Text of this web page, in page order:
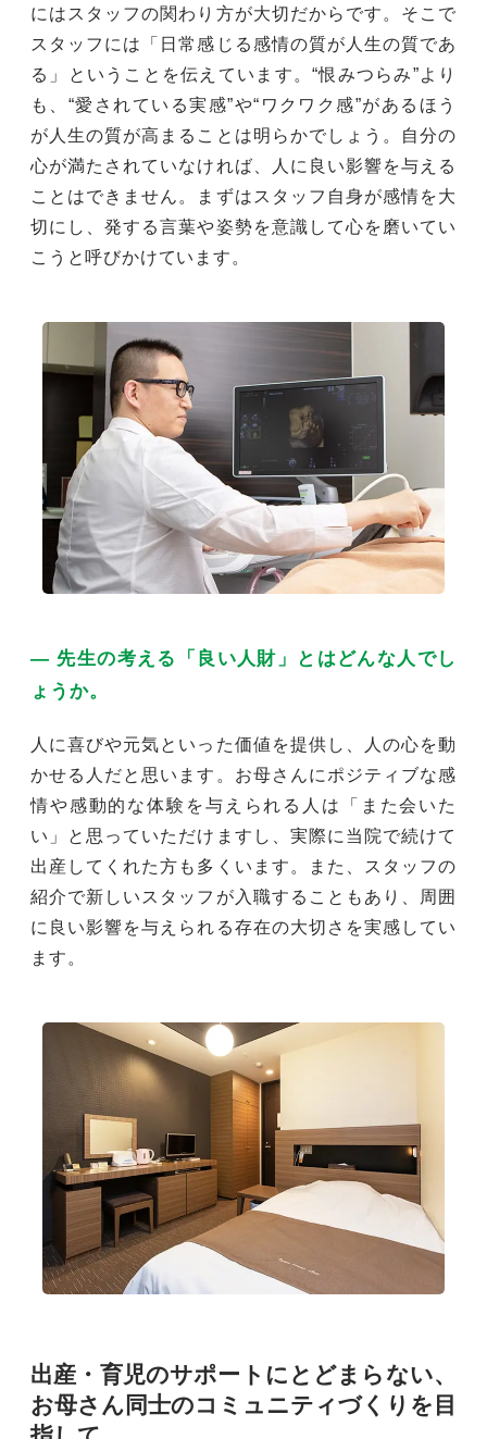
にはスタッフの関わり方が大切だからです。そこで
スタッフには「日常感じる感情の質が人生の質であ
る」ということを伝えています。“恨みつらみ”より
も、“愛されている実感”や“ワクワク感”があるほう
が人生の質が高まることは明らかでしょう。自分の
心が満たされていなければ、人に良い影響を与える
ことはできません。まずはスタッフ自身が感情を大
切にし、発する言葉や姿勢を意識して心を磨いてい
こうと呼びかけています。
― 先生の考える「良い人財」とはどんな人でし
ょうか。
人に喜びや元気といった価値を提供し、人の心を動
かせる人だと思います。お母さんにポジティブな感
情や感動的な体験を与えられる人は「また会いた
い」と思っていただけますし、実際に当院で続けて
出産してくれた方も多くいます。また、スタッフの
紹介で新しいスタッフが入職することもあり、周囲
に良い影響を与えられる存在の大切さを実感してい
ます。
出産・育児のサポートにとどまらない、
お母さん同士のコミュニティづくりを目